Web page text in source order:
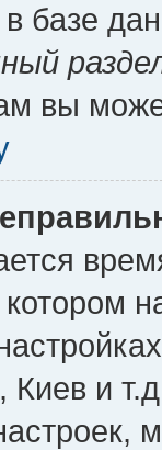
в базе
вы
котором
и